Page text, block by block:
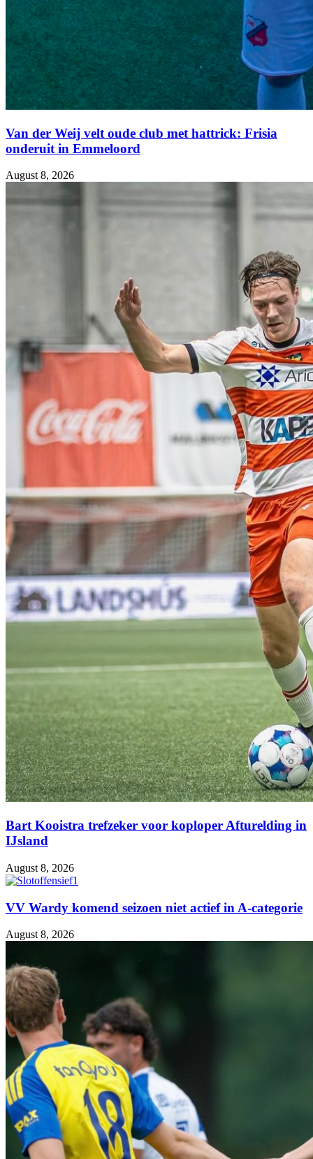
Van der Weij velt oude club met hattrick: Frisia
onderuit in Emmeloord
August 8, 2026
Bart Kooistra trefzeker voor koploper Afturelding in
IJsland
August 8, 2026
VV Wardy komend seizoen niet actief in A-categorie
August 8, 2026